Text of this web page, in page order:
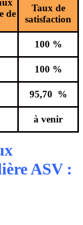
de
Taux de
satisfaction
100 %
100 %
95,70 %
à venir
ASV :